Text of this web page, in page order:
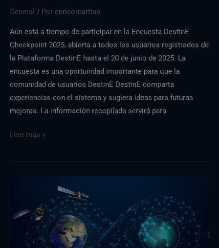
General / Por enricomartino
Aún está a tiempo de participar en la Encuesta DestinE
Checkpoint 2025, abierta a todos los usuarios registrados de
la Plataforma DestinE hasta el 20 de junio de 2025. La
encuesta es una oportunidad importante para que la
comunidad de usuarios DestinE DestinE comparta
experiencias con el sistema y sugiera ideas para futuras
mejoras. La información recopilada servirá para
Leer más »
opinión?
Encuesta